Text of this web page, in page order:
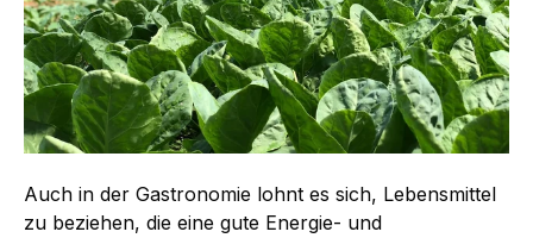
Auch in der Gastronomie lohnt es sich, Lebensmittel
zu beziehen, die eine gute Energie- und